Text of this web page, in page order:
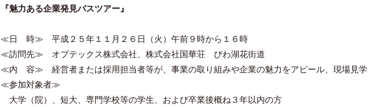
『魅力ある企業発見バスツアー』
≪日 時≫ 平成２５年１１月２６日（火）午前９時から１６時
≪訪問先≫ オプテックス株式会社、株式会社国華荘 びわ湖花街道
≪内 容≫ 経営者または採用担当者等が、事業の取り組みや企業の魅力をアピール、現場見学
≪参加対象者≫
大学（院）、短大、専門学校等の学生、および卒業後概ね３年以内の方